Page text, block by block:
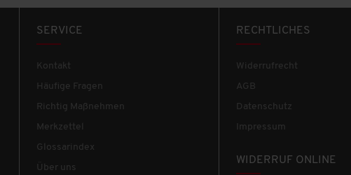
SERVICE
Kontakt
Häufige Fragen
Richtig Maßnehmen
Merkzettel
Glossarindex
Über uns
RECHTLICHES
Widerrufrecht
AGB
Datenschutz
Impressum
WIDERRUF ONLINE